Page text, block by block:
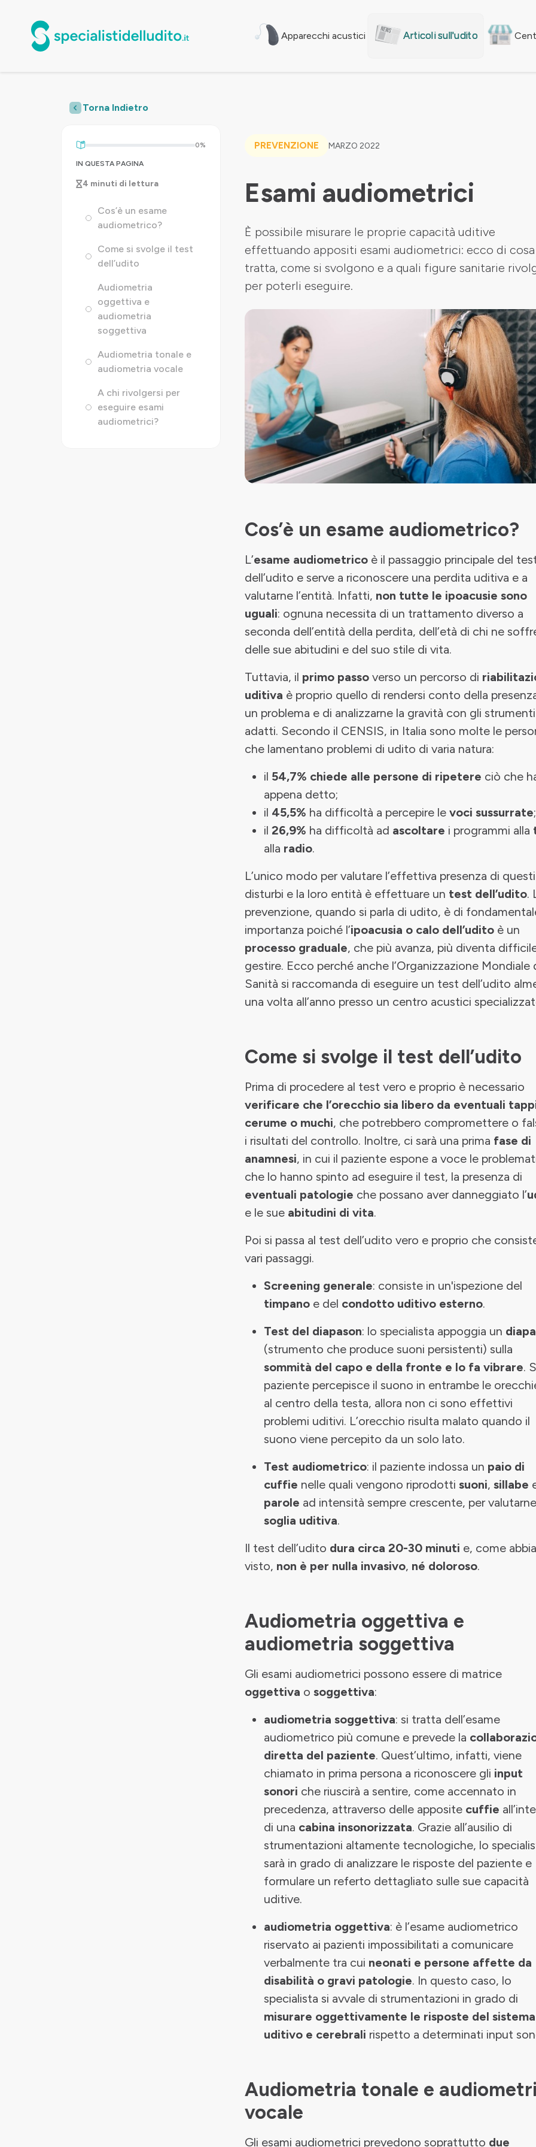
Apparecchi acustici Articoli sull'udito
Torna Indietro
0%
IN QUESTA PAGINA
4 minuti di lettura
Cos’è un esame
audiometrico?
Come si svolge il test
dell’udito
Audiometria
oggettiva e
audiometria
soggettiva
Audiometria tonale e
audiometria vocale
A chi rivolgersi per
eseguire esami
audiometrici?
PREVENZIONE MARZO 2022
Esami audiometrici
È possibile misurare le proprie capacità uditive
effettuando appositi esami audiometrici: ecco di cosa
tratta, come si svolgono e a quali figure sanitarie
per poterli eseguire.
Cos’è un esame audiometrico?
L’esame audiometrico è il passaggio principale del
dell’udito e serve a riconoscere una perdita uditiva e a
valutarne l’entità. Infatti, non tutte le ipoacusie sono
uguali: ognuna necessita di un trattamento diverso a
seconda dell’entità della perdita, dell’età di chi ne
delle sue abitudini e del suo stile di vita.
Tuttavia, il primo passo verso un percorso di
uditiva è proprio quello di rendersi conto della
un problema e di analizzarne la gravità con gli strumenti
adatti. Secondo il CENSIS, in Italia sono molte le
che lamentano problemi di udito di varia natura:
il 54,7% chiede alle persone di ripetere ciò che
appena detto;
il 45,5% ha difficoltà a percepire le voci sussurrate;
il 26,9% ha difficoltà ad ascoltare i programmi alla
alla radio.
L’unico modo per valutare l’effettiva presenza di questi
disturbi e la loro entità è effettuare un test dell’udito.
prevenzione, quando si parla di udito, è di
importanza poiché l’ipoacusia o calo dell’udito è un
processo graduale, che più avanza, più diventa
gestire. Ecco perché anche l’Organizzazione Mondiale
Sanità si raccomanda di eseguire un test dell’udito
una volta all’anno presso un centro acustici
Come si svolge il test dell’udito
Prima di procedere al test vero e proprio è necessario
verificare che l’orecchio sia libero da eventuali
cerume o muchi, che potrebbero compromettere o
i risultati del controllo. Inoltre, ci sarà una prima fase di
anamnesi, in cui il paziente espone a voce le
che lo hanno spinto ad eseguire il test, la presenza di
eventuali patologie che possano aver danneggiato l’
e le sue abitudini di vita.
Poi si passa al test dell’udito vero e proprio che
vari passaggi.
Screening generale: consiste in un'ispezione del
timpano e del condotto uditivo esterno.
Test del diapason: lo specialista appoggia un
(strumento che produce suoni persistenti) sulla
sommità del capo e della fronte e lo fa vibrare.
paziente percepisce il suono in entrambe le
al centro della testa, allora non ci sono effettivi
problemi uditivi. L’orecchio risulta malato quando il
suono viene percepito da un solo lato.
Test audiometrico: il paziente indossa un paio di
cuffie nelle quali vengono riprodotti suoni, sillabe
parole ad intensità sempre crescente, per
soglia uditiva.
Il test dell’udito dura circa 20-30 minuti e, come
visto, non è per nulla invasivo, né doloroso.
Audiometria oggettiva e
audiometria soggettiva
Gli esami audiometrici possono essere di matrice
oggettiva o soggettiva:
audiometria soggettiva: si tratta dell’esame
audiometrico più comune e prevede la
diretta del paziente. Quest’ultimo, infatti, viene
chiamato in prima persona a riconoscere gli input
sonori che riuscirà a sentire, come accennato in
precedenza, attraverso delle apposite cuffie
di una cabina insonorizzata. Grazie all’ausilio di
strumentazioni altamente tecnologiche, lo
sarà in grado di analizzare le risposte del paziente e
formulare un referto dettagliato sulle sue capacità
uditive.
audiometria oggettiva: è l’esame audiometrico
riservato ai pazienti impossibilitati a comunicare
verbalmente tra cui neonati e persone affette da
disabilità o gravi patologie. In questo caso, lo
specialista si avvale di strumentazioni in grado di
misurare oggettivamente le risposte del sistema
uditivo e cerebrali rispetto a determinati input
Audiometria tonale e
vocale
Gli esami audiometrici prevedono soprattutto due